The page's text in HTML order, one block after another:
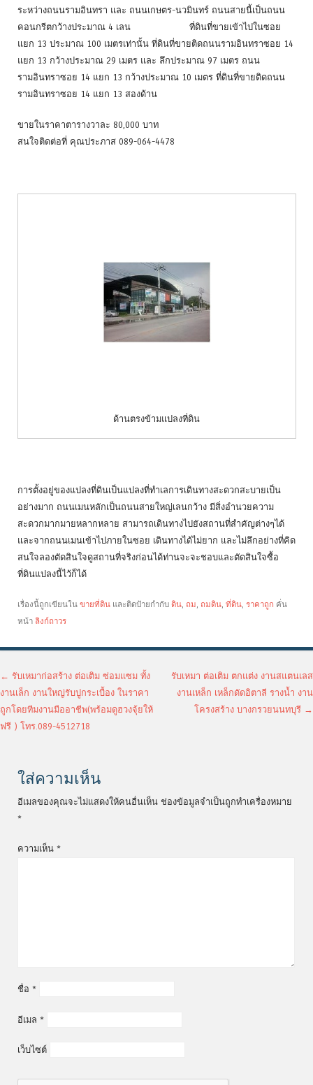
ระหว่างถนนรามอินทรา และ ถนนเกษตร-นวมินทร์ ถนนสายนี้เป็นถนน
คอนกรีตกว้างประมาณ 4 เลน ที่ดินที่ขายเข้าไปในซอย
แยก 13 ประมาณ 100 เมตรเท่านั้น ที่ดินที่ขายติดถนนรามอินทราซอย 14
แยก 13 กว้างประมาณ 29 เมตร และ ลึกประมาณ 97 เมตร ถนน
รามอินทราซอย 14 แยก 13 กว้างประมาณ 10 เมตร ที่ดินที่ขายติดถนน
รามอินทราซอย 14 แยก 13 สองด้าน
ขายในราคาตารางวาละ 80,000 บาท
สนใจติดต่อที่ คุณประภาส 089-064-4478
ด้านตรงข้ามแปลงที่ดิน
การตั้งอยู่ของแปลงที่ดินเป็นแปลงที่ทำเลการเดินทางสะดวกสะบายเป็น
อย่างมาก ถนนเมนหลักเป็นถนนสายใหญ่เลนกว้าง มีสิ่งอำนวยความ
สะดวกมากมายหลากหลาย สามารถเดินทางไปยังสถานที่สำคัญต่างๆได้
และจากถนนเมนเข้าไปภายในซอย เดินทางได้ไม่ยาก และไม่ลึกอย่างที่คิด
สนใจลองตัดสินใจดูสถานที่จริงก่อนได้ท่านจะจะชอบและตัดสินใจซื้อ
ที่ดินแปลงนี้ไว้ก็ได้
เรื่องนี้ถูกเขียนใน ขายที่ดิน และติดป้ายกำกับ ดิน, ถม, ถมดิน, ที่ดิน, ราคาถูก คั่น
หน้า ลิงก์ถาวร
เมนูนำทางเรื่อง
← รับเหมาก่อสร้าง ต่อเติม ซ่อมแซม ทั้ง
งานเล็ก งานใหญ่รับปูกระเบื้อง ในราคา
ถูกโดยทีมงานมืออาชีพ(พร้อมดูฮวงจุ้ยให้
ฟรี ) โทร.089-4512718
รับเหมา ต่อเติม ตกแต่ง งานสแตนเลส
งานเหล็ก เหล็กดัดอิตาลี รางน้ำ งาน
โครงสร้าง บางกรวยนนทบุรี →
ใส่ความเห็น
อีเมลของคุณจะไม่แสดงให้คนอื่นเห็น ช่องข้อมูลจำเป็นถูกทำเครื่องหมาย
*
ความเห็น *
ชื่อ *
อีเมล *
เว็บไซต์